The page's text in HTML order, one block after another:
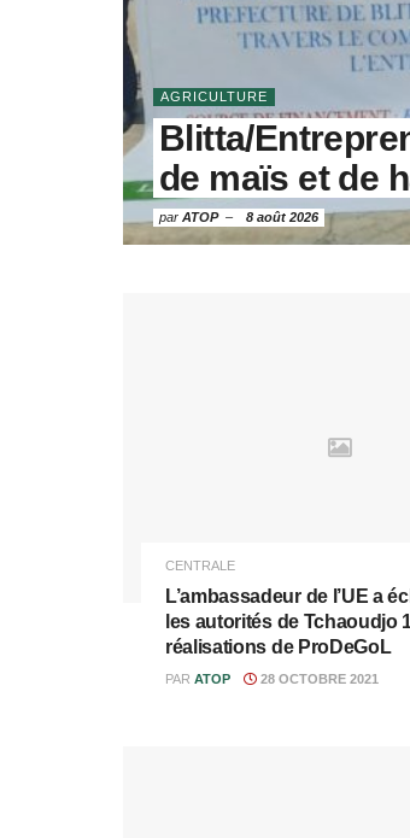
AGRICULTURE
Blitta/
de maïs et de
par ATOP 8 août 2026
CENTRALE
L’ambassadeur de l’UE a
les autorités de Tchaoudjo
réalisations de ProDeGoL
PAR ATOP 28 OCTOBRE 2021